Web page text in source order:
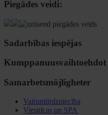
Piegādes veidi:
Sadarbības iespējas
Kumppanuusvaihtoehdot
Samarbetsmöjligheter
Vairumtirdzniecība
Viesnīcas un SPA